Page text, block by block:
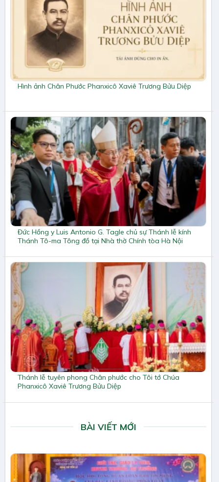
Hình ảnh Chân Phước Phanxicô Xaviê Trương Bửu Diệp
Đức Hồng y Luis Antonio G. Tagle chủ sự Thánh lễ kính
Thánh Tô-ma Tông đồ tại Nhà thờ Chính tòa Hà Nội
Thánh lễ tuyên phong Chân phước cho Tôi tớ Chúa
Phanxicô Xaviê Trương Bửu Diệp
BÀI VIẾT MỚI